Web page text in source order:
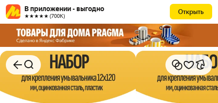
В приложении - выгодно
★★★★★ (700К)
Открыть